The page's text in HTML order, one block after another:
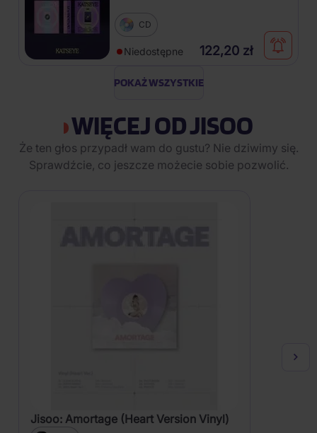
CD
Niedostępne 122,20 zł
POKAŻ WSZYSTKIE
WIĘCEJ OD JISOO
Że ten głos przypadł wam do gustu? Nie dziwimy się.
Sprawdźcie, co jeszcze możecie sobie pozwolić.
Jisoo: Amortage (Heart Version Vinyl)